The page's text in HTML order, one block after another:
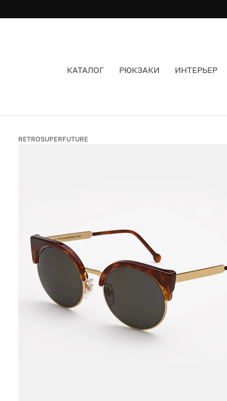
КАТАЛОГ РЮКЗАКИ ИНТЕРЬЕР
RETROSUPERFUTURE